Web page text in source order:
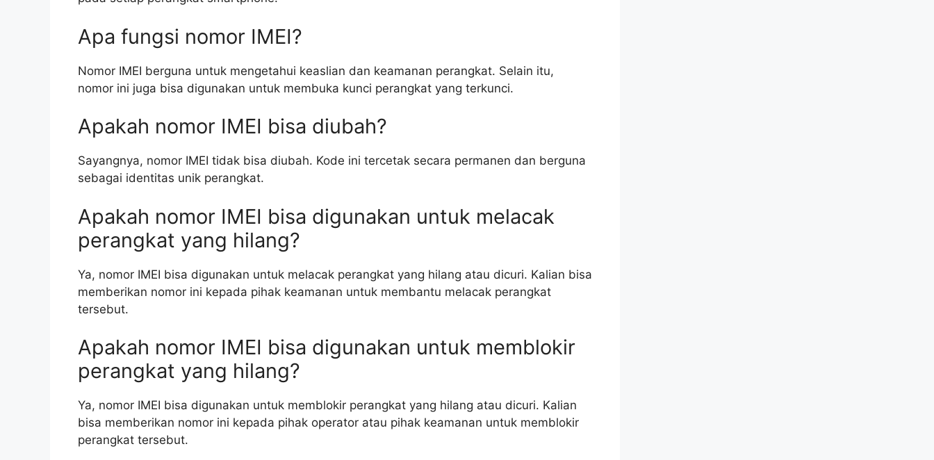
Apa fungsi nomor IMEI?
Nomor IMEI berguna untuk mengetahui keaslian dan keamanan perangkat. Selain itu,
nomor ini juga bisa digunakan untuk membuka kunci perangkat yang terkunci.
Apakah nomor IMEI bisa diubah?
Sayangnya, nomor IMEI tidak bisa diubah. Kode ini tercetak secara permanen dan berguna
sebagai identitas unik perangkat.
Apakah nomor IMEI bisa digunakan untuk melacak
perangkat yang hilang?
Ya, nomor IMEI bisa digunakan untuk melacak perangkat yang hilang atau dicuri. Kalian bisa
memberikan nomor ini kepada pihak keamanan untuk membantu melacak perangkat
tersebut.
Apakah nomor IMEI bisa digunakan untuk memblokir
perangkat yang hilang?
Ya, nomor IMEI bisa digunakan untuk memblokir perangkat yang hilang atau dicuri. Kalian
bisa memberikan nomor ini kepada pihak operator atau pihak keamanan untuk memblokir
perangkat tersebut.